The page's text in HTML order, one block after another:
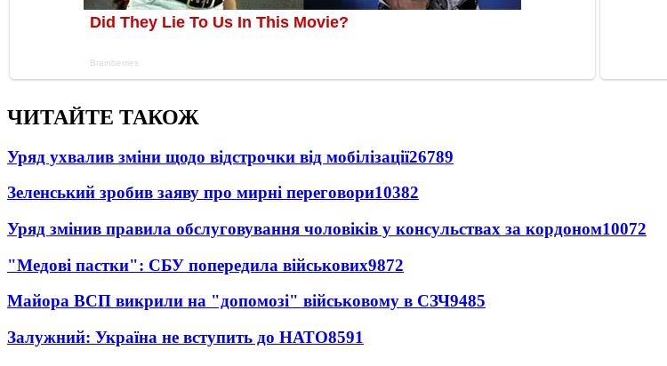
ЧИТАЙТЕ ТАКОЖ
Уряд ухвалив зміни щодо відстрочки від мобілізації26789
Зеленський зробив заяву про мирні переговори10382
Уряд змінив правила обслуговування чоловіків у консульствах за кордоном10072
"Медові пастки": СБУ попередила військових9872
Майора ВСП викрили на "допомозі" військовому в СЗЧ9485
Залужний: Україна не вступить до НАТО8591